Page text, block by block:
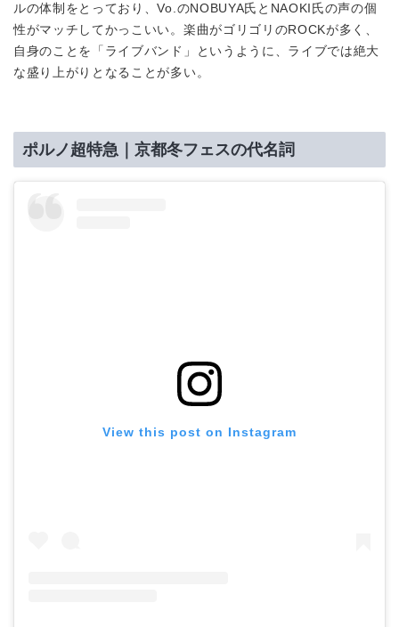
ルの体制をとっており、Vo.のNOBUYA氏とNAOKI氏の声の個
性がマッチしてかっこいい。楽曲がゴリゴリのROCKが多く、
自身のことを「ライブバンド」というように、ライブでは絶大
な盛り上がりとなることが多い。
ポルノ超特急｜京都冬フェスの代名詞
View this post on Instagram